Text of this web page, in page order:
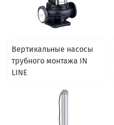
Вертикальные насосы
трубного монтажа IN
LINE